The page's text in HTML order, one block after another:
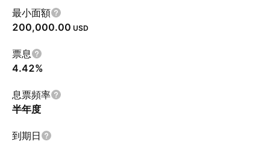
最小面額
200,000.00 USD
票息
4.42%
息票頻率
半年度
到期日